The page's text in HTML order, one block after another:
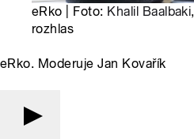
eRko | Foto: Khalil Baalbaki
rozhlas
eRko. Moderuje Jan Kovařík